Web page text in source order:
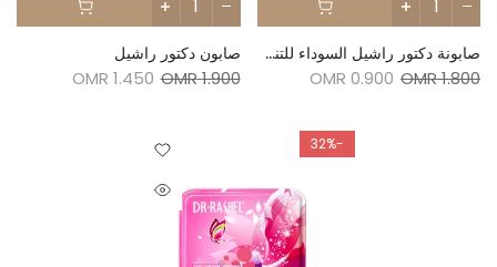
صابونة دكتور راشيل السوداء للتنظيف العميق بالكولاجين والفحم
1.800 OMR
0.900 OMR
صابون دكتور راشيل
1.900 OMR
1.450 OMR
-32%